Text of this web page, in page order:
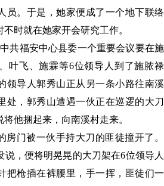
员。于是，她家便成了一个地下联络
时就在她家开会研究工作。
共福安中心县委一个重要会议要在施
叶飞、施霖等6位领导人到了施脓禄
领导人郭秀山正从另一条小路往南溪
处，郭秀山遭遇一伙正在巡逻的大刀
他捆起来，向南溪村走来。
房门被一伙手持大刀的匪徒撞开了。
说，便将明晃晃的大刀架在6位领导人
把枪插在裤腰里，手一挥，匪徒们一